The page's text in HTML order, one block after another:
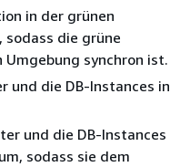
in der grünen
die grüne
synchron ist.
und die DB-Instances in
und die DB-Instances
sodass sie dem